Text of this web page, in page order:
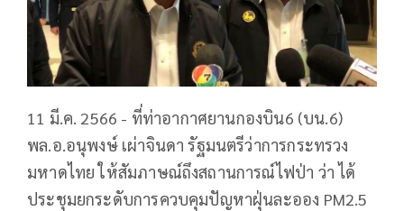
11 มี.ค. 2566 - ที่ท่าอากาศยานกองบิน6 (บน.6)
พล.อ.อนุพงษ์ เผ่าจินดา รัฐมนตรีว่าการกระทรวง
มหาดไทย ให้สัมภาษณ์ถึงสถานการณ์ไฟป่า ว่า ได้
ประชุมยกระดับการควบคุมปัญหาฝุ่นละออง PM2.5